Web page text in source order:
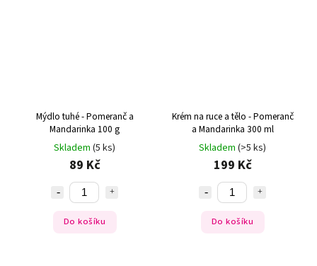
Mýdlo tuhé - Pomeranč a
Mandarinka 100 g
Skladem (5 ks)
89 Kč
Do košíku
Krém na ruce a tělo - Pomeranč
a Mandarinka 300 ml
Skladem (>5 ks)
199 Kč
Do košíku